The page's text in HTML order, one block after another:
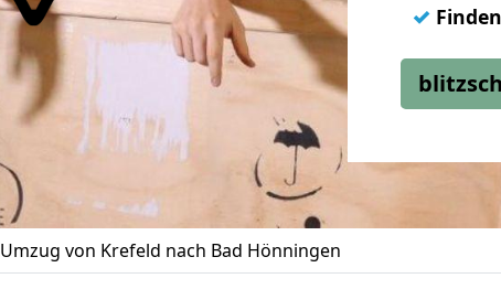
✓
Umzug von Krefeld nach Bad Hönningen